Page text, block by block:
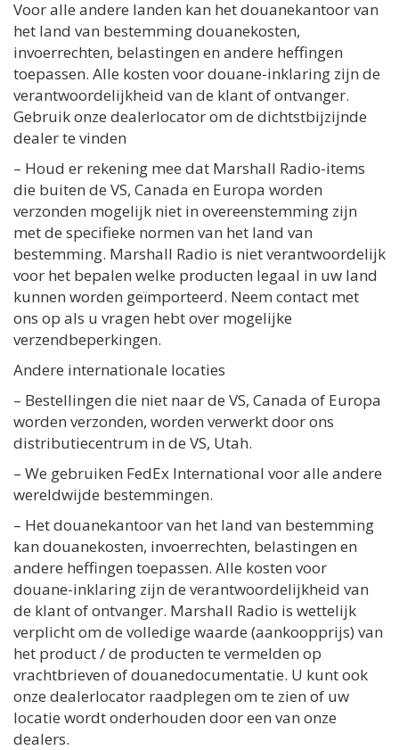
Voor alle andere landen kan het douanekantoor van
het land van bestemming douanekosten,
invoerrechten, belastingen en andere heffingen
toepassen. Alle kosten voor douane-inklaring zijn de
verantwoordelijkheid van de klant of ontvanger.
Gebruik onze dealerlocator om de dichtstbijzijnde
dealer te vinden
– Houd er rekening mee dat Marshall Radio-items
die buiten de VS, Canada en Europa worden
verzonden mogelijk niet in overeenstemming zijn
met de specifieke normen van het land van
bestemming. Marshall Radio is niet verantwoordelijk
voor het bepalen welke producten legaal in uw land
kunnen worden geïmporteerd. Neem contact met
ons op als u vragen hebt over mogelijke
verzendbeperkingen.
Andere internationale locaties
– Bestellingen die niet naar de VS, Canada of Europa
worden verzonden, worden verwerkt door ons
distributiecentrum in de VS, Utah.
– We gebruiken FedEx International voor alle andere
wereldwijde bestemmingen.
– Het douanekantoor van het land van bestemming
kan douanekosten, invoerrechten, belastingen en
andere heffingen toepassen. Alle kosten voor
douane-inklaring zijn de verantwoordelijkheid van
de klant of ontvanger. Marshall Radio is wettelijk
verplicht om de volledige waarde (aankoopprijs) van
het product / de producten te vermelden op
vrachtbrieven of douanedocumentatie. U kunt ook
onze dealerlocator raadplegen om te zien of uw
locatie wordt onderhouden door een van onze
dealers.